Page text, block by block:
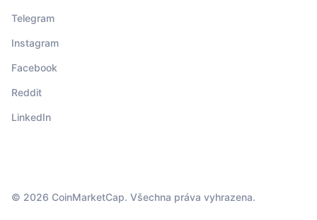
Telegram
Instagram
Facebook
Reddit
LinkedIn
© 2026 CoinMarketCap. Všechna práva vyhrazena.